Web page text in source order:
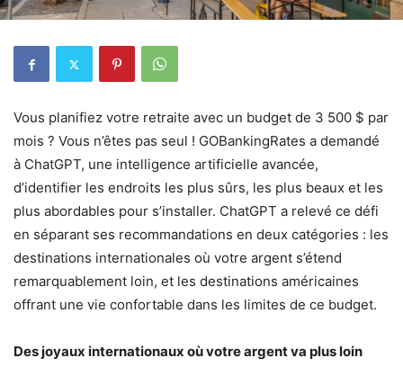
Vous planifiez votre retraite avec un budget de 3 500 $ par
mois ? Vous n’êtes pas seul ! GOBankingRates a demandé
à ChatGPT, une intelligence artificielle avancée,
d’identifier les endroits les plus sûrs, les plus beaux et les
plus abordables pour s’installer. ChatGPT a relevé ce défi
en séparant ses recommandations en deux catégories : les
destinations internationales où votre argent s’étend
remarquablement loin, et les destinations américaines
offrant une vie confortable dans les limites de ce budget.
Des joyaux internationaux où votre argent va plus loin